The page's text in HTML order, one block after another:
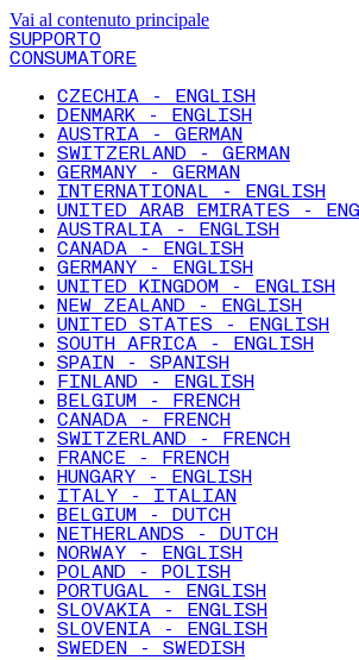
Vai al contenuto principale
SUPPORTO
CONSUMATORE
CZECHIA - ENGLISH
DENMARK - ENGLISH
AUSTRIA - GERMAN
SWITZERLAND - GERMAN
GERMANY - GERMAN
INTERNATIONAL - ENGLISH
UNITED ARAB EMIRATES -
AUSTRALIA - ENGLISH
CANADA - ENGLISH
GERMANY - ENGLISH
UNITED KINGDOM - ENGLISH
NEW ZEALAND - ENGLISH
UNITED STATES - ENGLISH
SOUTH AFRICA - ENGLISH
SPAIN - SPANISH
FINLAND - ENGLISH
BELGIUM - FRENCH
CANADA - FRENCH
SWITZERLAND - FRENCH
FRANCE - FRENCH
HUNGARY - ENGLISH
ITALY - ITALIAN
BELGIUM - DUTCH
NETHERLANDS - DUTCH
NORWAY - ENGLISH
POLAND - POLISH
PORTUGAL - ENGLISH
SLOVAKIA - ENGLISH
SLOVENIA - ENGLISH
SWEDEN - SWEDISH